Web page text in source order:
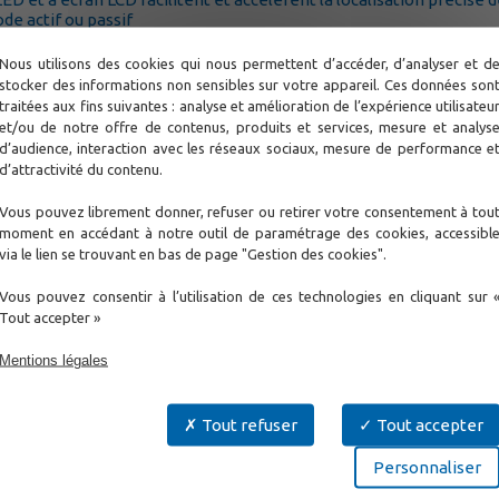
actif ou passif
passives avec un seul réglage
la plage passive lorsqu'il détecte un signal émetteur,
offre une précision accrue et des fonctionnalités de
terre et fournit des mesures de profondeur allant jusqu'à 4,6
des lignes sous tension jusqu'à 600V
Nous utilisons des cookies qui nous permettent d’accéder, d’analyser et de
stocker des informations non sensibles sur votre appareil. Ces données sont
traitées aux fins suivantes : analyse et amélioration de l’expérience utilisateur
et/ou de notre offre de contenus, produits et services, mesure et analyse
d’audience, interaction avec les réseaux sociaux, mesure de performance et
d’attractivité du contenu.
Vous pouvez librement donner, refuser ou retirer votre consentement à tout
moment en accédant à notre outil de paramétrage des cookies, accessible
via le lien se trouvant en bas de page "Gestion des cookies".
Vous pouvez consentir à l’utilisation de ces technologies en cliquant sur «
Tout accepter »
Mentions légales
Tout accepter
Tout refuser
Personnaliser